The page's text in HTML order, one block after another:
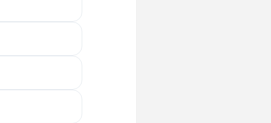
বিক্রি করি না।]